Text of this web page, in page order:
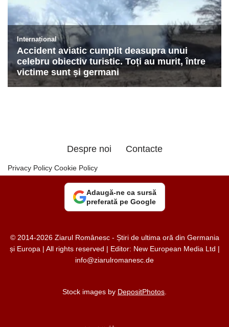
Despre noi Contacte
Privacy Policy Cookie Policy
Adaugă-ne ca sursă
preferată pe Google
© 2014-2026 Ziarul Românesc - Știri de ultima oră din Germania
și Europa | All rights reserved | Editor: New European Media Ltd |
info@ziarulromanesc.de
Stock images by DepositPhotos.